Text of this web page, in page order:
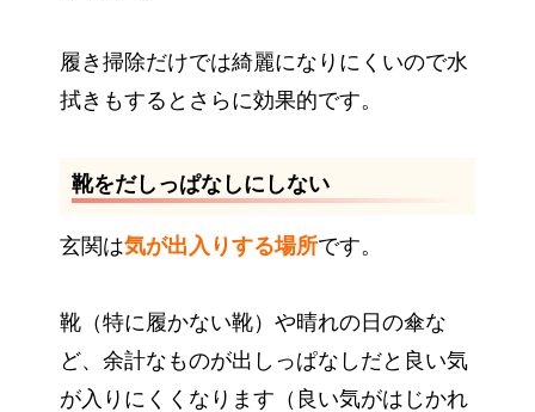
履き掃除だけでは綺麗になりにくいので水
拭きもするとさらに効果的です。
靴をだしっぱなしにしない
玄関は気が出入りする場所です。
靴（特に履かない靴）や晴れの日の傘な
ど、余計なものが出しっぱなしだと良い気
が入りにくくなります（良い気がはじかれ